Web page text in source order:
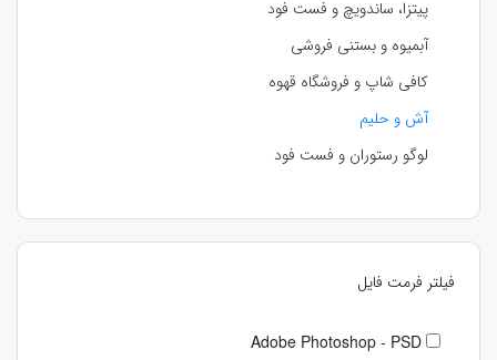
پیتزا، ساندویچ و فست فود
آبمیوه و بستنی فروشی
کافی شاپ و فروشگاه قهوه
آش و حلیم
لوگو رستوران و فست فود
فیلتر فرمت فایل
Adobe Photoshop - PSD